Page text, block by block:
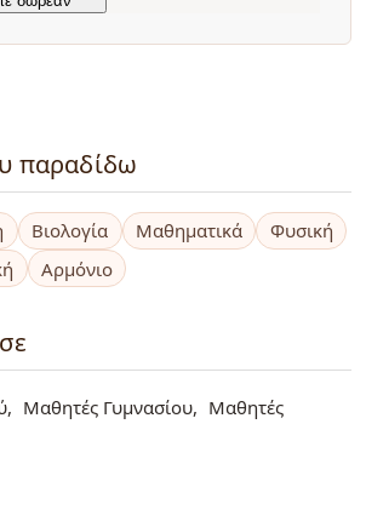
παραδίδω
Βιολογία Μαθηματικά
Φυσική
Αρμόνιο
Μαθητές Γυμνασίου
Μαθητές